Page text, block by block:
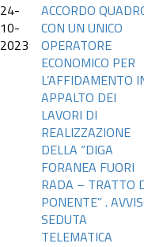
24-
10-
2023
ACCORDO
CON UN UNICO
OPERATORE
ECONOMICO PER
L’AFFIDAMENTO
APPALTO DEI
LAVORI DI
REALIZZAZIONE
DELLA “DIGA
FORANEA FUORI
RADA – TRATTO
PONENTE” .
SEDUTA
TELEMATICA